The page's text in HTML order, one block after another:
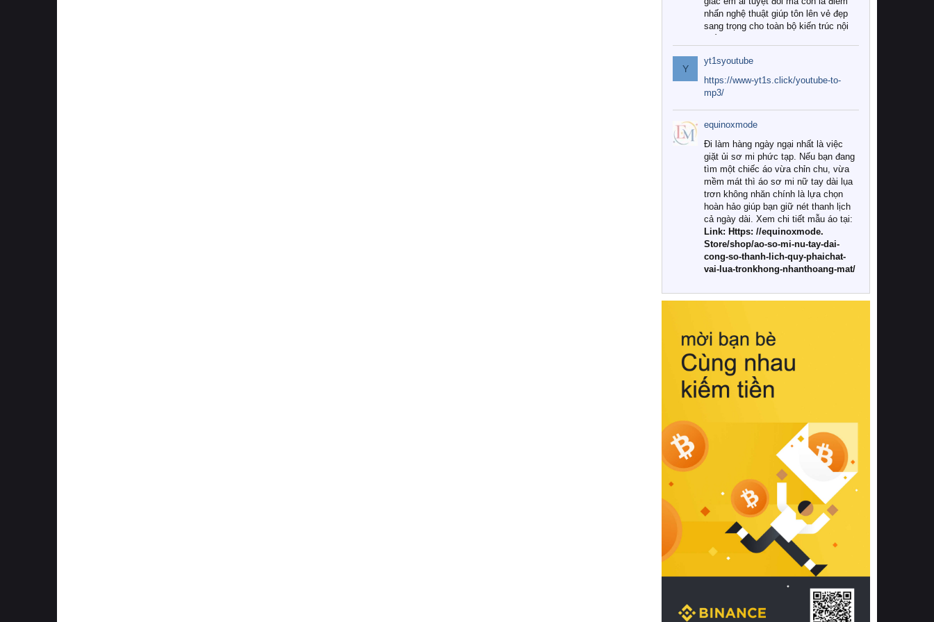
nhấn nghệ thuật giúp tôn lên vẻ đẹp
sang trọng cho toàn bộ kiến trúc nội
Tuy nhiên, giữa thị trường đa dạng
với vô vàn thương hiệu và mẫu mã
như hiện nay, làm thế nào để chọn
được những bộ chăn ga gối đệm cao
cấp thực sự chất lượng, phù hợp với
khí hậu và nhu cầu sử dụng của gia
đình? Hãy cùng chúng tôi đi tìm lời
giải đáp chi tiết qua bài viết dưới đây.
1. Tại sao các gia đình hiện đại lại ưa
chuộng chăn ga gối đệm cao cấp?
Khác với các dòng sản phẩm thông
thường, những bộ chăn ga gối đệm
cao cấp trải qua quy trình sản xuất
nghiêm ngặt từ khâu chọn lọc nguyên
liệu tự nhiên đến công nghệ dệt
nhuộm hiện đại không chứa hóa chất
này, bạn sẽ cảm nhận rõ rệt sự khác
hồi chuẩn xác của phần đệm nâng đỡ
cột sống.
Bên cạnh đó, việc lựa chọn các dòng
sản phẩm đạt chuẩn chất lượng quốc
tế còn giúp ngăn ngừa tình trạng kích
khuẩn và nấm mốc trong điều kiện
thời tiết nóng ẩm. Bạn có thể tìm hiểu
thêm các nghiên cứu khoa học về tác
động của giấc ngủ và môi trường
phòng ngủ đối với sức khỏe con
người tại Sleep Foundation (External
Link) để có cái nhìn toàn diện hơn.
2. Các tiêu chí vàng khi lựa chọn
chăn ga gối đệm cao cấp cho phòng
ngủ
Để sở hữu một bộ chăn ga gối đệm
cao cấp hoàn hảo cả về thẩm mỹ lẫn
công năng, người tiêu dùng cần cân
nhắc kỹ lưỡng các tiêu chí quan trọng
Y
yt1syoutube
https://www-yt1s.click/youtube-to-
mp3/
equinoxmode
Đi làm hàng ngày ngại nhất là việc
giặt ủi sơ mi phức tạp. Nếu bạn đang
tìm một chiếc áo vừa chỉn chu, vừa
mềm mát thì áo sơ mi nữ tay dài lụa
trơn không nhăn chính là lựa chọn
hoàn hảo giúp bạn giữ nét thanh lịch
cả ngày dài. Xem chi tiết mẫu áo tại:
Link: Https: //equinoxmode.
Store/shop/ao-so-mi-nu-tay-dai-
cong-so-thanh-lich-quy-phaichat-
vai-lua-tronkhong-nhanthoang-mat/